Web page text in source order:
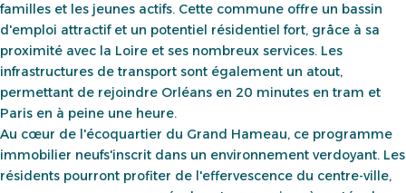
familles et les jeunes actifs. Cette commune offre un bassin
d'emploi attractif et un potentiel résidentiel fort, grâce à sa
proximité avec la Loire et ses nombreux services. Les
infrastructures de transport sont également un atout,
permettant de rejoindre Orléans en 20 minutes en tram et
Paris en à peine une heure.
Au cœur de l'écoquartier du Grand Hameau, ce programme
immobilier neufs'inscrit dans un environnement verdoyant. Les
résidents pourront profiter de l'effervescence du centre-ville,